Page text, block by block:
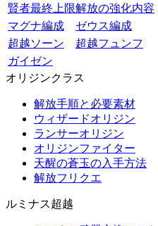
賢者最終上限解放の強化内容
マグナ編成
ゼウス編成
超越ソーン
超越フュンフ
ガイゼン
オリジンクラス
解放手順と必要素材
ウィザードオリジン
ランサーオリジン
オリジンファイター
天醒の蒼玉の入手方法
解放フリクエ
ルミナス超越